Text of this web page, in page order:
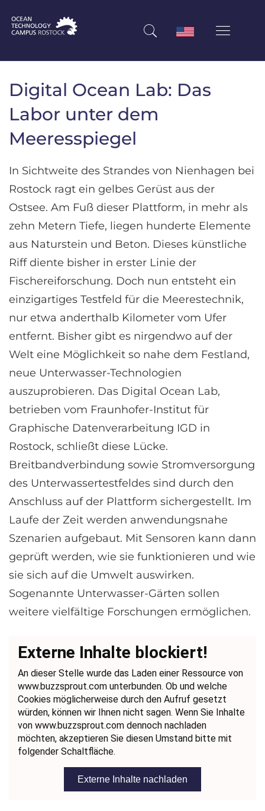
Digital Ocean Lab: Das
Labor unter dem
Meeresspiegel
In Sichtweite des Strandes von Nienhagen bei
Rostock ragt ein gelbes Gerüst aus der
Ostsee. Am Fuß dieser Plattform, in mehr als
zehn Metern Tiefe, liegen hunderte Elemente
aus Naturstein und Beton. Dieses künstliche
Riff diente bisher in erster Linie der
Fischereiforschung. Doch nun entsteht ein
einzigartiges Testfeld für die Meerestechnik,
nur etwa anderthalb Kilometer vom Ufer
entfernt. Bisher gibt es nirgendwo auf der
Welt eine Möglichkeit so nahe dem Festland,
neue Unterwasser-Technologien
auszuprobieren. Das Digital Ocean Lab,
betrieben vom Fraunhofer-Institut für
Graphische Datenverarbeitung IGD in
Rostock, schließt diese Lücke.
Breitbandverbindung sowie Stromversorgung
des Unterwassertestfeldes sind durch den
Anschluss auf der Plattform sichergestellt. Im
Laufe der Zeit werden anwendungsnahe
Szenarien aufgebaut. Mit Sensoren kann dann
geprüft werden, wie sie funktionieren und wie
sie sich auf die Umwelt auswirken.
Sogenannte Unterwasser-Gärten sollen
weitere vielfältige Forschungen ermöglichen.